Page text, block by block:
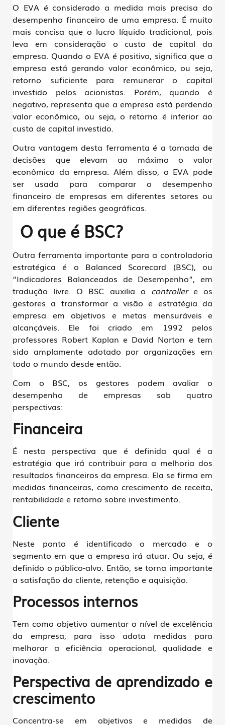
O EVA é considerado a medida mais precisa do
desempenho financeiro de uma empresa. É muito
mais concisa que o lucro líquido tradicional, pois
leva em consideração o custo de capital da
empresa. Quando o EVA é positivo, significa que a
empresa está gerando valor econômico, ou seja,
retorno suficiente para remunerar o capital
investido pelos acionistas. Porém, quando é
negativo, representa que a empresa está perdendo
valor econômico, ou seja, o retorno é inferior ao
custo de capital investido.
Outra vantagem desta ferramenta é a tomada de
decisões que elevam ao máximo o valor
econômico da empresa. Além disso, o EVA pode
ser usado para comparar o desempenho
financeiro de empresas em diferentes setores ou
em diferentes regiões geográficas.
O que é BSC?
Outra ferramenta importante para a controladoria
estratégica é o Balanced Scorecard (BSC), ou
“Indicadores Balanceados de Desempenho”, em
tradução livre. O BSC auxilia o controllere os
gestores a transformar a visão e estratégia da
empresa em objetivos e metas mensuráveis e
alcançáveis. Ele foi criado em 1992 pelos
professores Robert Kaplan e David Norton e tem
sido amplamente adotado por organizações em
todo o mundo desde então.
Com o BSC, os gestores podem avaliar o
desempenho de empresas sob quatro
perspectivas:
Financeira
É nesta perspectiva que é definida qual é a
estratégia que irá contribuir para a melhoria dos
resultados financeiros da empresa. Ela se firma em
medidas financeiras, como crescimento de receita,
rentabilidade e retorno sobre investimento.
Cliente
Neste ponto é identificado o mercado e o
segmento em que a empresa irá atuar. Ou seja, é
definido o público-alvo. Então, se torna importante
a satisfação do cliente, retenção e aquisição.
Processos internos
Tem como objetivo aumentar o nível de excelência
da empresa, para isso adota medidas para
melhorar a eficiência operacional, qualidade e
inovação.
Perspectiva de aprendizado e
crescimento
Concentra-se em objetivos e medidas de